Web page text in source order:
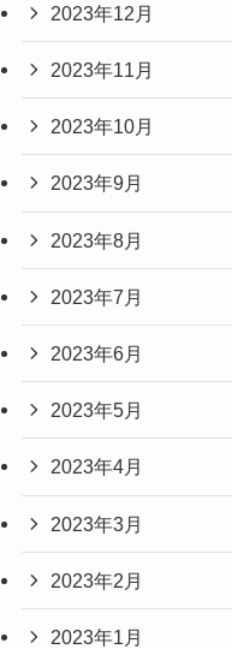
2023年12月
2023年11月
2023年10月
2023年9月
2023年8月
2023年7月
2023年6月
2023年5月
2023年4月
2023年3月
2023年2月
2023年1月